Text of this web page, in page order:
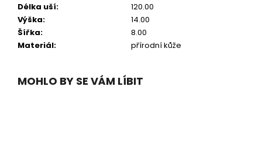
Délka uší:
120.00
Výška:
14.00
Šířka:
8.00
Materiál: přírodní kůže
MOHLO BY SE VÁM LÍBIT